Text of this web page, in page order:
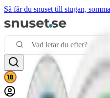
Så får du snuset till stugan,